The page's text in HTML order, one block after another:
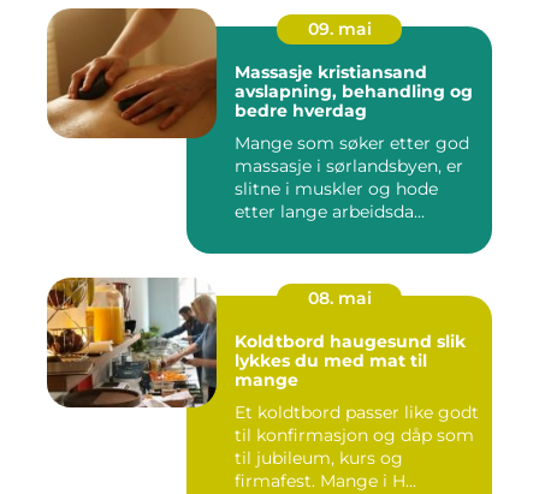
09. mai
Massasje kristiansand
avslapning, behandling og
bedre hverdag
Mange som søker etter god
massasje i sørlandsbyen, er
slitne i muskler og hode
etter lange arbeidsda...
08. mai
Koldtbord haugesund slik
lykkes du med mat til
mange
Et koldtbord passer like godt
til konfirmasjon og dåp som
til jubileum, kurs og
firmafest. Mange i H...